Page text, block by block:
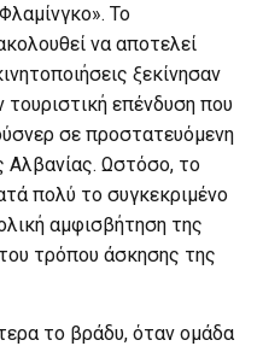
Το
να αποτελεί
ξεκίνησαν
επένδυση που
σε προστατευόμενη
Αλβανίας. Ωστόσο, το
πολύ το συγκεκριμένο
αμφισβήτηση της
τρόπου άσκησης της
το βράδυ, όταν ομάδα